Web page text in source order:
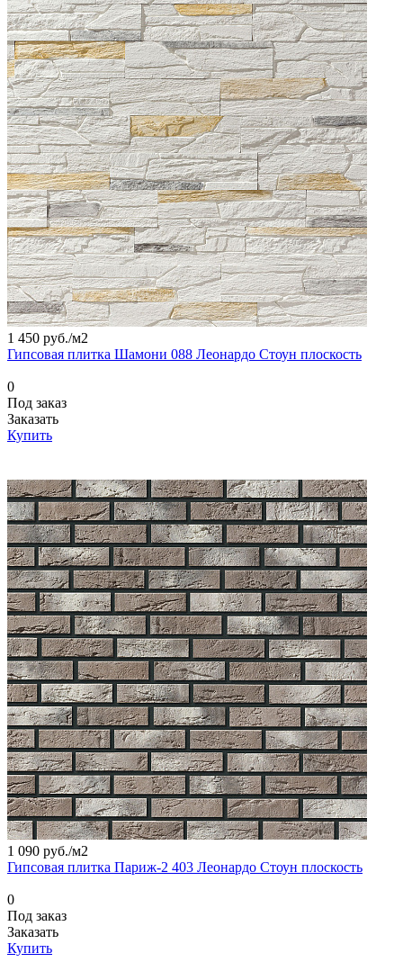
1 450 руб./м2
Гипсовая плитка Шамони 088 Леонардо Стоун плоскость
0
Под заказ
Заказать
Купить
1 090 руб./м2
Гипсовая плитка Париж-2 403 Леонардо Стоун плоскость
0
Под заказ
Заказать
Купить